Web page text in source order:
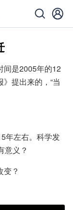
间是2005年的12
提出来的，“当
年左右。科学发
意义？
变？